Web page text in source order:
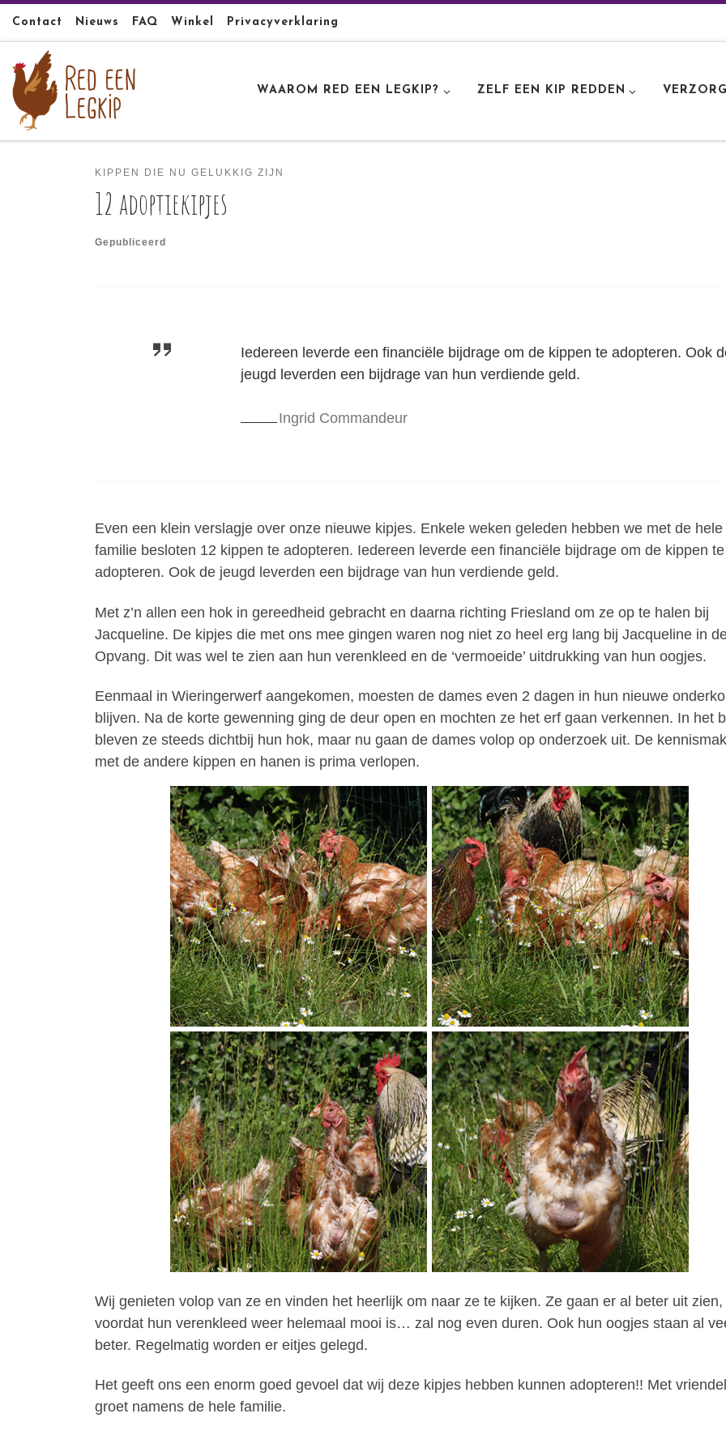
Ga naar inhoud
Contact Nieuws FAQ Winkel Privacyverklaring
WAAROM RED EEN LEGKIP? ZELF EEN KIP REDDEN
KIPPEN DIE NU GELUKKIG ZIJN
12 adoptiekipjes
Gepubliceerd
Iedereen leverde een financiële bijdrage om de kippen te adopteren. Ook
jeugd leverden een bijdrage van hun verdiende geld.
Ingrid Commandeur
Even een klein verslagje over onze nieuwe kipjes. Enkele weken geleden hebben we met de hele
familie besloten 12 kippen te adopteren. Iedereen leverde een financiële bijdrage om de kippen te
adopteren. Ook de jeugd leverden een bijdrage van hun verdiende geld.
Met z’n allen een hok in gereedheid gebracht en daarna richting Friesland om ze op te halen bij
Jacqueline. De kipjes die met ons mee gingen waren nog niet zo heel erg lang bij Jacqueline in
Opvang. Dit was wel te zien aan hun verenkleed en de ‘vermoeide’ uitdrukking van hun oogjes.
Eenmaal in Wieringerwerf aangekomen, moesten de dames even 2 dagen in hun nieuwe
blijven. Na de korte gewenning ging de deur open en mochten ze het erf gaan verkennen. In het
bleven ze steeds dichtbij hun hok, maar nu gaan de dames volop op onderzoek uit. De
met de andere kippen en hanen is prima verlopen.
Wij genieten volop van ze en vinden het heerlijk om naar ze te kijken. Ze gaan er al beter uit
voordat hun verenkleed weer helemaal mooi is… zal nog even duren. Ook hun oogjes staan al
beter. Regelmatig worden er eitjes gelegd.
Het geeft ons een enorm goed gevoel dat wij deze kipjes hebben kunnen adopteren!! Met
groet namens de hele familie.